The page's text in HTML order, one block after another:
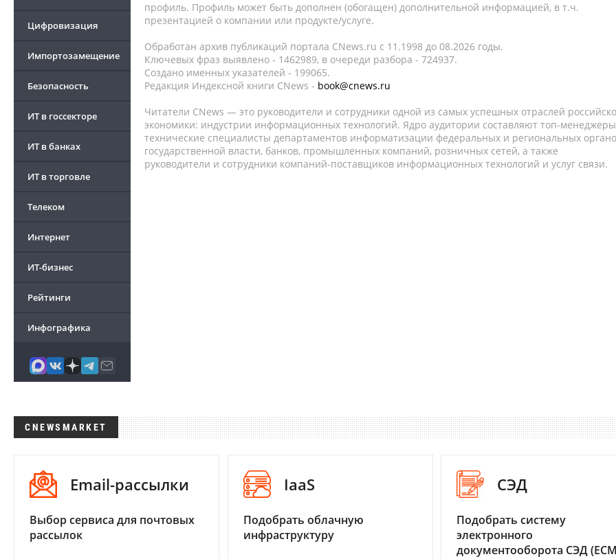
Цифровизация
Импортозамещение
Безопасность
ИТ в госсекторе
ИТ в банках
ИТ в торговле
Телеком
Интернет
ИТ-бизнес
Рейтинги
Инфографика
профиль. Профиль может быть дополнен (обогащен) дополнительной информацией, в т.ч.
презентацией о компании или продукте/услуге.
Обработан архив публикаций портала CNews.ru c 11.1998 до 08.2026 годы.
Ключевых фраз выявлено - 1462989, в очереди разбора - 724937.
Создано именных указателей - 199065.
Редакция Индексной книги CNews - book@cnews.ru
Читатели CNews — это руководители и сотрудники одной из самых успешных отраслей
экономики: индустрии информационных технологий. Ядро аудитории составляют топ-
технические специалисты департаментов информатизации федеральных и региональных
государственной власти, банков, промышленных компаний, розничных сетей, а также
руководители и сотрудники компаний-поставщиков информационных технологий и услуг связи.
CNEWSMARKET
Email-рассылки
Выбор сервиса для почтовых
рассылок
IaaS
Подобрать облачную
инфраструктуру
СЭД
Подобрать систему
электронного
документооборота СЭД